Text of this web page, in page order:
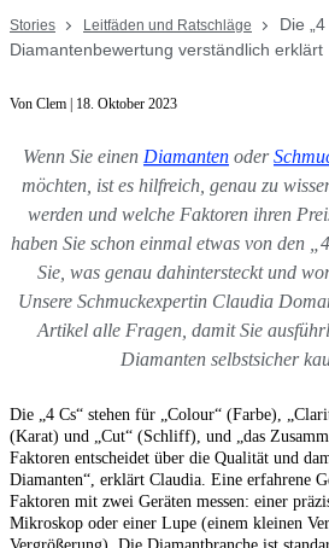
Stories Leitfäden und Ratschläge
Die
Diamantenbewertung verständlich erklärt
Von Clem | 18. Oktober 2023
Wenn Sie einen Diamanten oder
möchten, ist es hilfreich, genau zu
werden und welche Faktoren ihren
haben Sie schon einmal etwas von den
Sie, was genau dahintersteckt und
Unsere Schmuckexpertin Claudia
Artikel alle Fragen, damit Sie
Diamanten selbstsicher
Die „4 Cs“ stehen für „Colour“ (Farbe),
(Karat) und „Cut“ (Schliff), und „das
Faktoren entscheidet über die Qualität und
Diamanten“, erklärt Claudia. Eine erfahrene
Faktoren mit zwei Geräten messen: einer
Mikroskop oder einer Lupe (einem kleinen